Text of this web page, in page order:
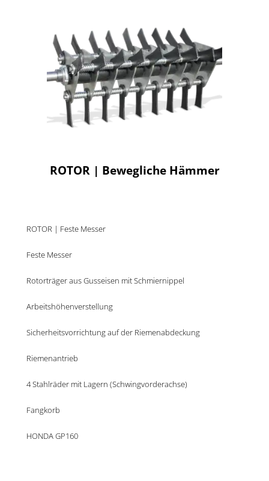
ROTOR | Bewegliche Hämmer
ROTOR | Feste Messer
Feste Messer
Rotorträger aus Gusseisen mit Schmiernippel
Arbeitshöhenverstellung
Sicherheitsvorrichtung auf der Riemenabdeckung
Riemenantrieb
4 Stahlräder mit Lagern (Schwingvorderachse)
Fangkorb
HONDA GP160